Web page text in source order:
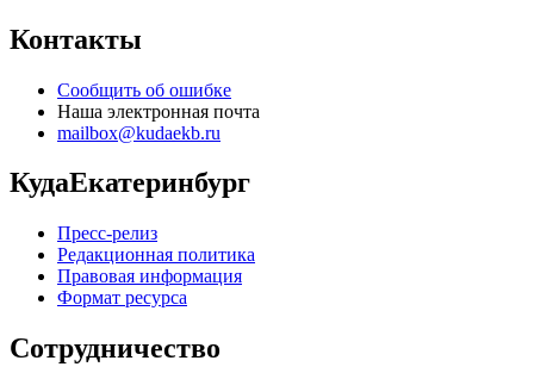
Контакты
Сообщить об ошибке
Наша электронная почта
mailbox@kudaekb.ru
КудаЕкатеринбург
Пресс-релиз
Редакционная политика
Правовая информация
Формат ресурса
Сотрудничество